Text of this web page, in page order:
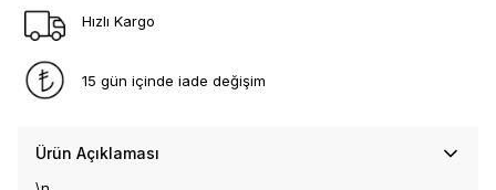
Hızlı Kargo
15 gün içinde iade değişim
Ürün Açıklaması